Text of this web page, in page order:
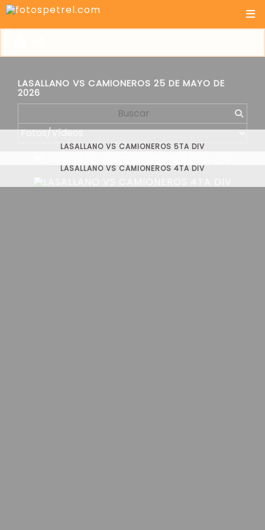
LASALLANO VS CAMIONEROS 25 DE MAYO DE
2026
LASALLANO VS CAMIONEROS 5TA DIV
LASALLANO VS CAMIONEROS 4TA DIV